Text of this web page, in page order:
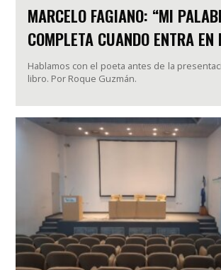
MARCELO FAGIANO: “MI
COMPLETA CUANDO ENTRA EN
Hablamos con el poeta antes de la
libro. Por Roque Guzmán.